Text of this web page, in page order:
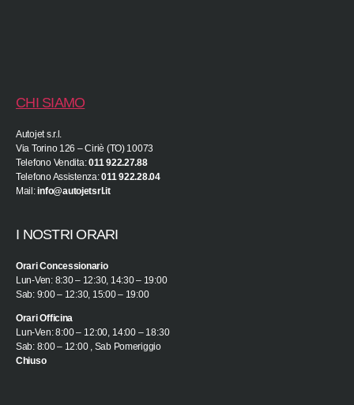
CHI SIAMO
Autojet s.r.l.
Via Torino 126 – Ciriè (TO) 10073
Telefono Vendita:011 922.27.88
Telefono Assistenza:011 922.28.04
Mail:info@autojetsrl.it
I NOSTRI ORARI
Orari Concessionario
Lun-Ven: 8:30 – 12:30, 14:30 – 19:00
Sab: 9:00 – 12:30, 15:00 – 19:00
Orari Officina
Lun-Ven: 8:00 – 12:00, 14:00 – 18:30
Sab: 8:00 – 12:00 , Sab Pomeriggio
Chiuso